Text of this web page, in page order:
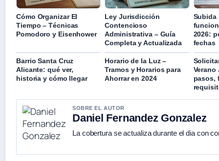
Cómo Organizar El
Tiempo – Técnicas
Pomodoro y Eisenhower
Ley Jurisdicción
Contencioso
Administrativa – Guía
Completa y Actualizada
Subida
2026:
fechas
Barrio Santa Cruz
Alicante: qué ver,
historia y cómo llegar
Horario de la Luz –
Tramos y Horarios para
Ahorrar en 2024
Verano
pasos,
SOBRE EL AUTOR
Daniel Fernandez Gonzalez
La cobertura se actualiza durante el dia con